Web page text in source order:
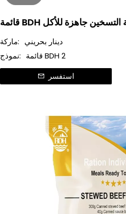
ماركة: دينار بحريني
نموذج:
قائمة BDH 2
استفسر